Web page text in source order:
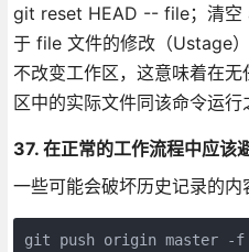
git reset HEAD -- file；清空
于 file 文件的修改（Ustage
不改变工作区，这意味着在
区中的实际文件同该命令运行
37. 在正常的工作流程中应该
一些可能会破坏历史记录的内
git push origin master -f (